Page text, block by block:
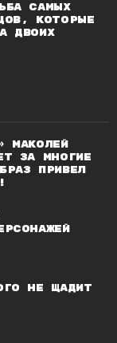
самых
которые
двоих
Маколей
за многие
привел
не щадит